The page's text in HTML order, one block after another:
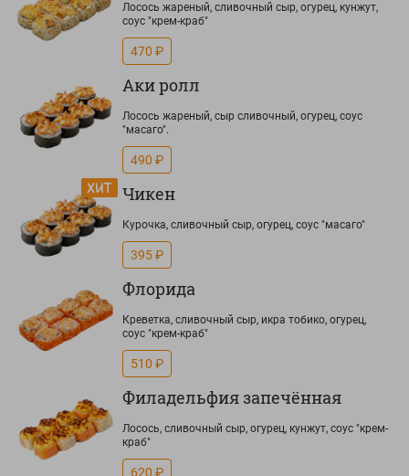
Лосось жареный, сливочный сыр, огурец, кунжут,
соус "крем-краб"
470 ₽
Аки ролл
Лосось жареный, сыр сливочный, огурец, соус
"масаго".
490 ₽
Чикен
Курочка, сливочный сыр, огурец, соус "масаго"
395 ₽
Флорида
Креветка, сливочный сыр, икра тобико, огурец,
соус "крем-краб"
510 ₽
Филадельфия запечённая
Лосось, сливочный сыр, огурец, кунжут, соус "крем-
краб"
620 ₽